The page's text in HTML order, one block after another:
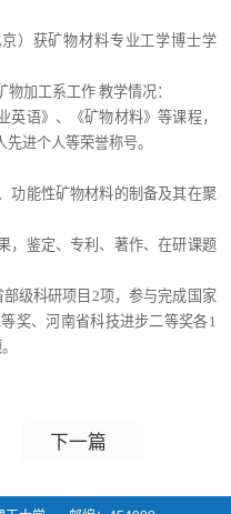
）获矿物材料专业工学博士学
加工系工作 教学情况：
英语》、《矿物材料》等课程，
进个人等荣誉称号。
功能性矿物材料的制备及其在聚
，鉴定、专利、著作、在研课题
级科研项目2项，参与完成国家
奖、河南省科技进步二等奖各1
下一篇